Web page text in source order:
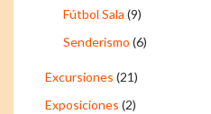
Fútbol Sala (9)
Senderismo (6)
Excursiones (21)
Exposiciones (2)